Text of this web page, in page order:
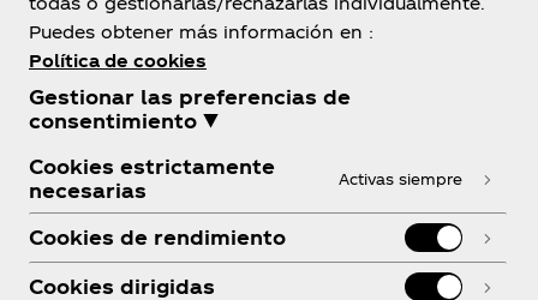
Puedes obtener más información en :
Política de cookies
Gestionar las preferencias de
consentimiento ▼
Cookies estrictamente
necesarias
Activas siempre
Cookies de rendimiento
Cookies dirigidas